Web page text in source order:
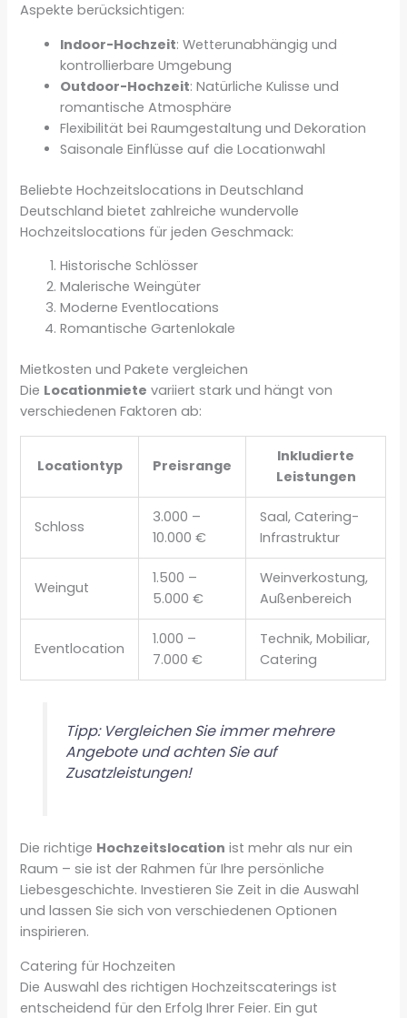
Aspekte berücksichtigen:
Indoor-Hochzeit: Wetterunabhängig und
kontrollierbare Umgebung
Outdoor-Hochzeit: Natürliche Kulisse und
romantische Atmosphäre
Flexibilität bei Raumgestaltung und Dekoration
Saisonale Einflüsse auf die Locationwahl
Beliebte Hochzeitslocations in Deutschland
Deutschland bietet zahlreiche wundervolle
Hochzeitslocations für jeden Geschmack:
Historische Schlösser
Malerische Weingüter
Moderne Eventlocations
Romantische Gartenlokale
Mietkosten und Pakete vergleichen
Die Locationmiete variiert stark und hängt von
verschiedenen Faktoren ab:
Locationtyp Preisrange
Inkludierte
Leistungen
Schloss
3.000 –
10.000 €
Saal, Catering-
Infrastruktur
Weingut
1.500 –
5.000 €
Weinverkostung,
Außenbereich
Eventlocation
1.000 –
7.000 €
Technik, Mobiliar,
Catering
Tipp: Vergleichen Sie immer mehrere
Angebote und achten Sie auf
Zusatzleistungen!
Die richtige Hochzeitslocation ist mehr als nur ein
Raum – sie ist der Rahmen für Ihre persönliche
Liebesgeschichte. Investieren Sie Zeit in die Auswahl
und lassen Sie sich von verschiedenen Optionen
inspirieren.
Catering für Hochzeiten
Die Auswahl des richtigen Hochzeitscaterings ist
entscheidend für den Erfolg Ihrer Feier. Ein gut